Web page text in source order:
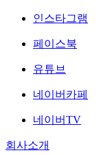
인스타그램
페이스북
유튜브
네이버카페
네이버TV
회사소개